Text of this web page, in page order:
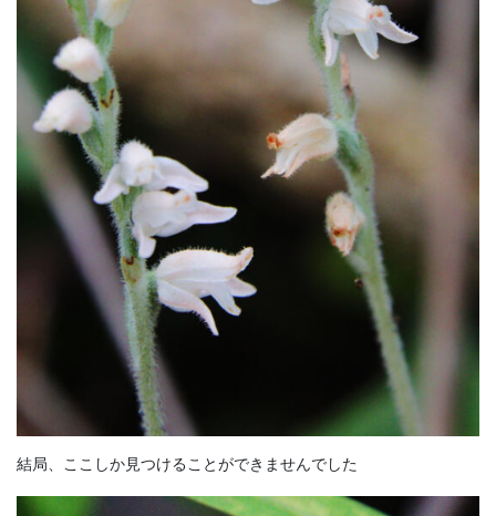
結局、ここしか見つけることができませんでした